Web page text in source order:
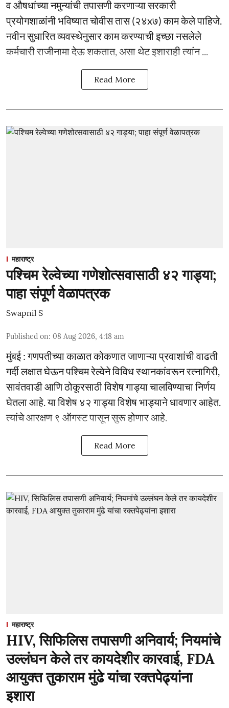
व औषधांच्या नमुन्यांची तपासणी करणाऱ्या सरकारी
प्रयोगशाळांनी भविष्यात चोवीस तास (२४x७) काम केले पाहिजे.
नवीन सुधारित व्यवस्थेनुसार काम करण्याची इच्छा नसलेले
कर्मचारी राजीनामा देऊ शकतात, असा थेट इशाराही त्यांन ...
Read More
महाराष्ट्र
पश्चिम रेल्वेच्या गणेशोत्सवासाठी ४२ गाड्या;
पाहा संपूर्ण वेळापत्रक
Swapnil S
Published on: 08 Aug 2026, 4:18 am
मुंबई : गणपतीच्या काळात कोकणात जाणाऱ्या प्रवाशांची वाढती
गर्दी लक्षात घेऊन पश्चिम रेल्वेने विविध स्थानकांवरून रत्नागिरी,
सावंतवाडी आणि ठोकूरसाठी विशेष गाड्या चालविण्याचा निर्णय
घेतला आहे. या विशेष ४२ गाड्या विशेष भाड्याने धावणार आहेत.
त्यांचे आरक्षण ९ ऑगस्ट पासून सुरू होणार आहे.
Read More
महाराष्ट्र
HIV, सिफिलिस तपासणी अनिवार्य; नियमांचे
उल्लंघन केले तर कायदेशीर कारवाई, FDA
आयुक्त तुकाराम मुंढे यांचा रक्तपेढ्यांना
इशारा